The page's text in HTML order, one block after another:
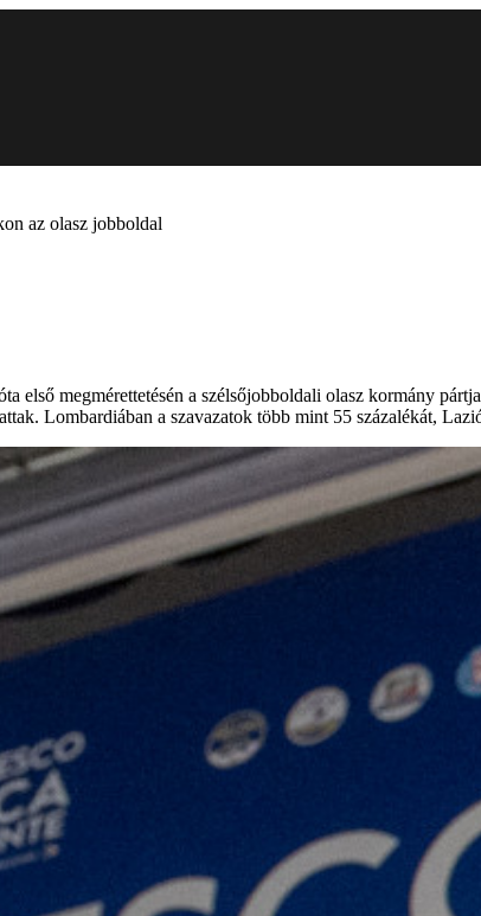
az olasz jobboldal
első megmérettetésén a szélsőjobboldali olasz kormány
Lombardiában a szavazatok több mint 55 százalékát,